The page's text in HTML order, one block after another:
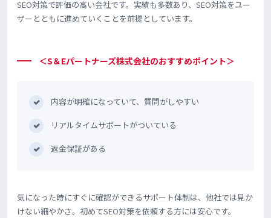
SEO対策で評価の高い会社です。実績も多数あり、SEO対策をユー
ザーとともに進めていくことを前提としています。
＜S＆Eパートナーズ株式会社のおすすめポイント＞
内容が明確になっていて、質問がしやすい
リアルタイムサポートがついている
返金保証がある
気になった時にすぐに確認ができるサポート体制は、他社では見か
けない細やかさ。初めてSEO対策を依頼する方には安心です。